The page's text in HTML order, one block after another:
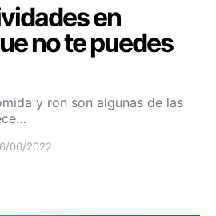
en
no te puedes
y ron son algunas de las
06/2022